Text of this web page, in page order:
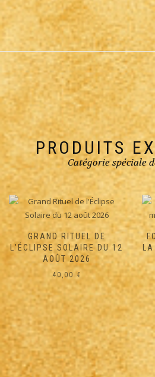
PRODUITS
Catégorie spéciale
FORMATION APPRENDRE
LA MAGIE DE PROTECTION
(3 MOIS)
200,00€